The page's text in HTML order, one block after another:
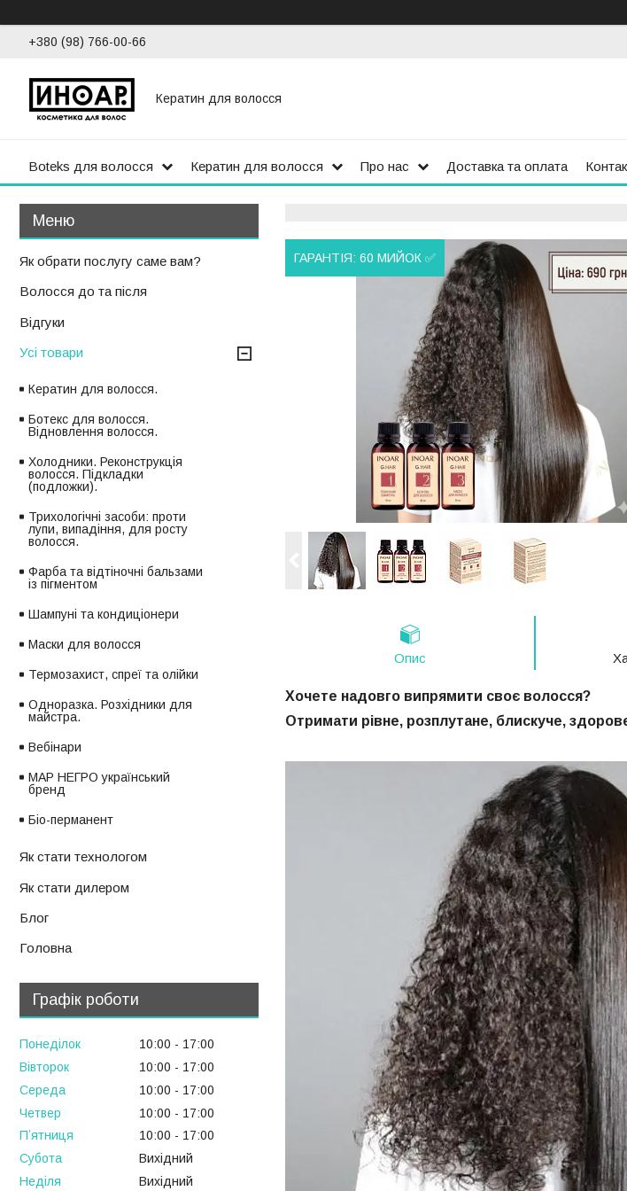
+380 (98) 766-00-66
Кератин для волосся
Boteks для волосся Кератин для волосся Про нас Доставка та оплата
ГАРАНТІЯ: 60 МИЙОК ✅
Опис
Хочете надовго випрямити своє волосся?
Отримати рівне, розплутане, блискуче,
Як обрати послугу саме вам?
Волосся до та після
Відгуки
Усі товари
Кератин для волосся.
Ботекс для волосся.
Відновлення волосся.
Холодники. Реконструкція
волосся. Підкладки
(подложки).
Трихологічні засоби: проти
лупи, випадіння, для росту
волосся.
Фарба та відтіночні бальзами
із пігментом
Шампуні та кондиціонери
Маски для волосся
Термозахист, спреї та олійки
Одноразка. Розхідники для
майстра.
Вебінари
МАР НЕГРО український
бренд
Біо-перманент
Як стати технологом
Як стати дилером
Блог
Головна
Графік роботи
Понеділок 10:00
17:00
Вівторок
10:00
17:00
Середа
10:00
17:00
Четвер
10:00
17:00
Пʼятниця
10:00
17:00
Субота
Вихідний
Неділя
Вихідний